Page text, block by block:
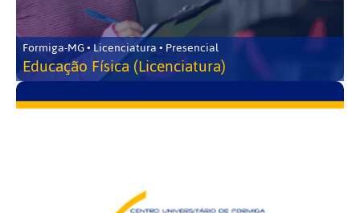
Formiga-MG • Licenciatura • Presencial
Educação Física (Licenciatura)